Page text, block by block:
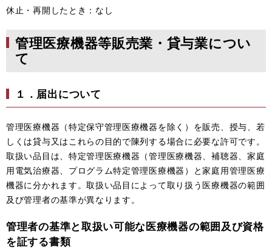
休止・再開したとき：なし
管理医療機器等販売業・貸与業につい
て
１．届出について
管理医療機器（特定保守管理医療機器を除く）を販売、授与、若
しくは貸与又はこれらの目的で陳列する場合に必要な許可です。
取扱い品目は、特定管理医療機器（管理医療機器、補聴器、家庭
用電気治療器、プログラム特定管理医療機器）と家庭用管理医療
機器に分かれます。取扱い品目によって取り扱う医療機器の範囲
及び管理者の基準が異なります。
管理者の基準と取扱い可能な医療機器の範囲及び資格
を証する書類